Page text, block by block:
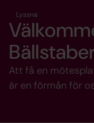
Lyssna
Att få en
är en förmån för